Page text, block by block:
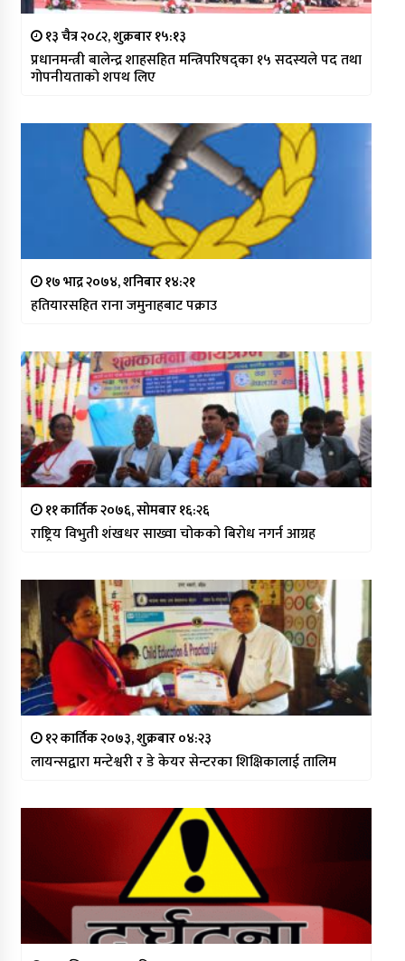
१३ चैत्र २०८२, शुक्रबार १५:१३
प्रधानमन्त्री बालेन्द्र शाहसहित मन्त्रिपरिषद्का १५ सदस्यले पद तथा
गोपनीयताको शपथ लिए
१७ भाद्र २०७४, शनिबार १४:२१
हतियारसहित राना जमुनाहबाट पक्राउ
११ कार्तिक २०७६, सोमबार १६:२६
राष्ट्रिय विभुती शंखधर साख्वा चोकको बिरोध नगर्न आग्रह
१२ कार्तिक २०७३, शुक्रबार ०४:२३
लायन्सद्वारा मन्टेश्वरी र डे केयर सेन्टरका शिक्षिकालाई तालिम